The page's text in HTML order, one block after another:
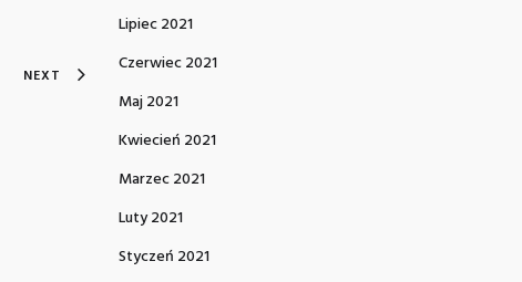
NEXT
Lipiec 2021
Czerwiec 2021
Maj 2021
Kwiecień 2021
Marzec 2021
Luty 2021
Styczeń 2021